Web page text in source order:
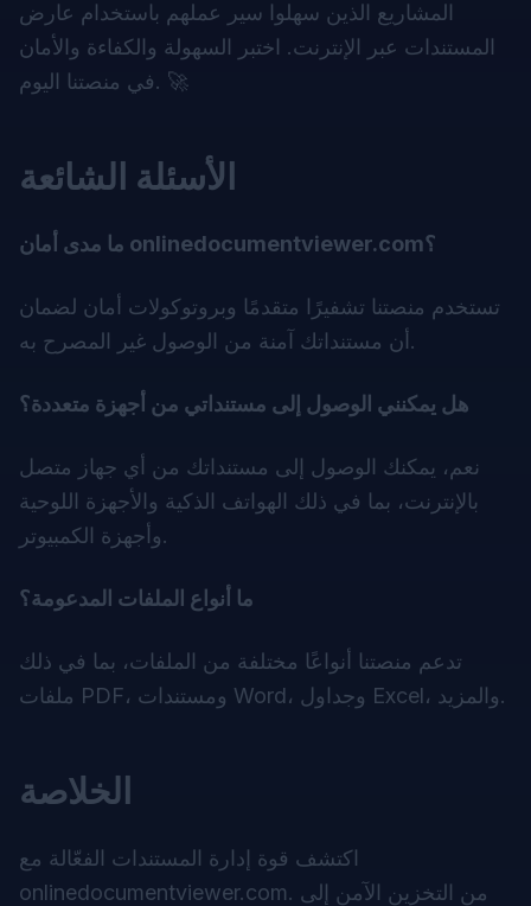
المشاريع الذين سهلوا سير عملهم باستخدام عارض
المستندات عبر الإنترنت. اختبر السهولة والكفاءة والأمان
في منصتنا اليوم. 🚀
الأسئلة الشائعة
ما مدى أمان onlinedocumentviewer.com؟
تستخدم منصتنا تشفيرًا متقدمًا وبروتوكولات أمان لضمان
أن مستنداتك آمنة من الوصول غير المصرح به.
هل يمكنني الوصول إلى مستنداتي من أجهزة متعددة؟
نعم، يمكنك الوصول إلى مستنداتك من أي جهاز متصل
بالإنترنت، بما في ذلك الهواتف الذكية والأجهزة اللوحية
وأجهزة الكمبيوتر.
ما أنواع الملفات المدعومة؟
تدعم منصتنا أنواعًا مختلفة من الملفات، بما في ذلك
ملفات PDF، ومستندات Word، وجداول Excel، والمزيد.
الخلاصة
اكتشف قوة إدارة المستندات الفعّالة مع
onlinedocumentviewer.com. من التخزين الآمن إلى